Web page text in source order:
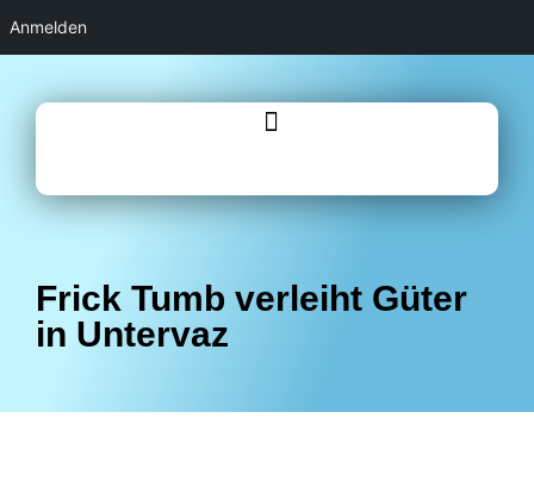
Anmelden
Frick Tumb verleiht Güter
in Untervaz